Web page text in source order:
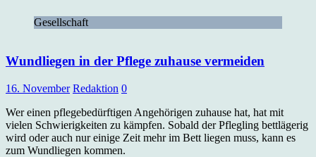
Gesellschaft
Wundliegen in der Pflege zuhause vermeiden
16. November Redaktion 0
Wer einen pflegebedürftigen Angehörigen zuhause hat, hat mit
vielen Schwierigkeiten zu kämpfen. Sobald der Pflegling bettlägerig
wird oder auch nur einige Zeit mehr im Bett liegen muss, kann es
zum Wundliegen kommen.